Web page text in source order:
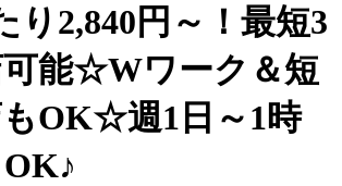
り2,840円～！最短3
可能☆Wワーク＆短
OK☆週1日～1時